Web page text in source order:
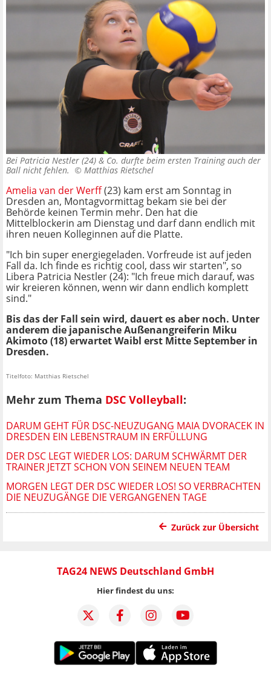
Bei Patricia Nestler (24) & Co. durfte beim ersten Training auch der
Ball nicht fehlen. © Matthias Rietschel
Amelia van der Werff(23) kam erst am Sonntag in
Dresden an, Montagvormittag bekam sie bei der
Behörde keinen Termin mehr. Den hat die
Mittelblockerin am Dienstag und darf dann endlich mit
ihren neuen Kolleginnen auf die Platte.
"Ich bin super energiegeladen. Vorfreude ist auf jeden
Fall da. Ich finde es richtig cool, dass wir starten", so
Libera Patricia Nestler (24): "Ich freue mich darauf, was
wir kreieren können, wenn wir dann endlich komplett
sind."
Bis das der Fall sein wird, dauert es aber noch. Unter
anderem die japanische Außenangreiferin Miku
Akimoto (18) erwartet Waibl erst Mitte September in
Dresden.
Titelfoto: Matthias Rietschel
Mehr zum Thema DSC Volleyball:
DARUM GEHT FÜR DSC-NEUZUGANG MAIA DVORACEK IN
DRESDEN EIN LEBENSTRAUM IN ERFÜLLUNG
DER DSC LEGT WIEDER LOS: DARUM SCHWÄRMT DER
TRAINER JETZT SCHON VON SEINEM NEUEN TEAM
MORGEN LEGT DER DSC WIEDER LOS! SO VERBRACHTEN
DIE NEUZUGÄNGE DIE VERGANGENEN TAGE
Zurück zur Übersicht
TAG24 NEWS Deutschland GmbH
Hier findest du uns: